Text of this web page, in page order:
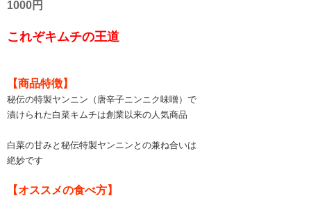
1000円
これぞキムチの王道
【商品特徴】
秘伝の特製ヤンニン（唐辛子ニンニク味噌）で
漬けられた白菜キムチは創業以来の人気商品
白菜の甘みと秘伝特製ヤンニンとの兼ね合いは
絶妙です
【オススメの食べ方】